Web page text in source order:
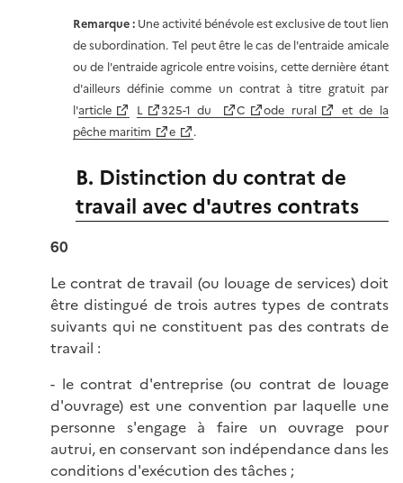
Remarque : Une activité bénévole est exclusive de tout lien
de subordination. Tel peut être le cas de l'entraide amicale
ou de l'entraide agricole entre voisins, cette dernière étant
d'ailleurs définie comme un contrat à titre gratuit par
l'article L 325-1 du C ode rural
et de la
pêche maritim
e .
B. Distinction du contrat de
travail avec d'autres contrats
60
Le contrat de travail (ou louage de services) doit
être distingué de trois autres types de contrats
suivants qui ne constituent pas des contrats de
travail :
- le contrat d'entreprise (ou contrat de louage
d'ouvrage) est une convention par laquelle une
personne s'engage à faire un ouvrage pour
autrui, en conservant son indépendance dans les
conditions d'exécution des tâches ;